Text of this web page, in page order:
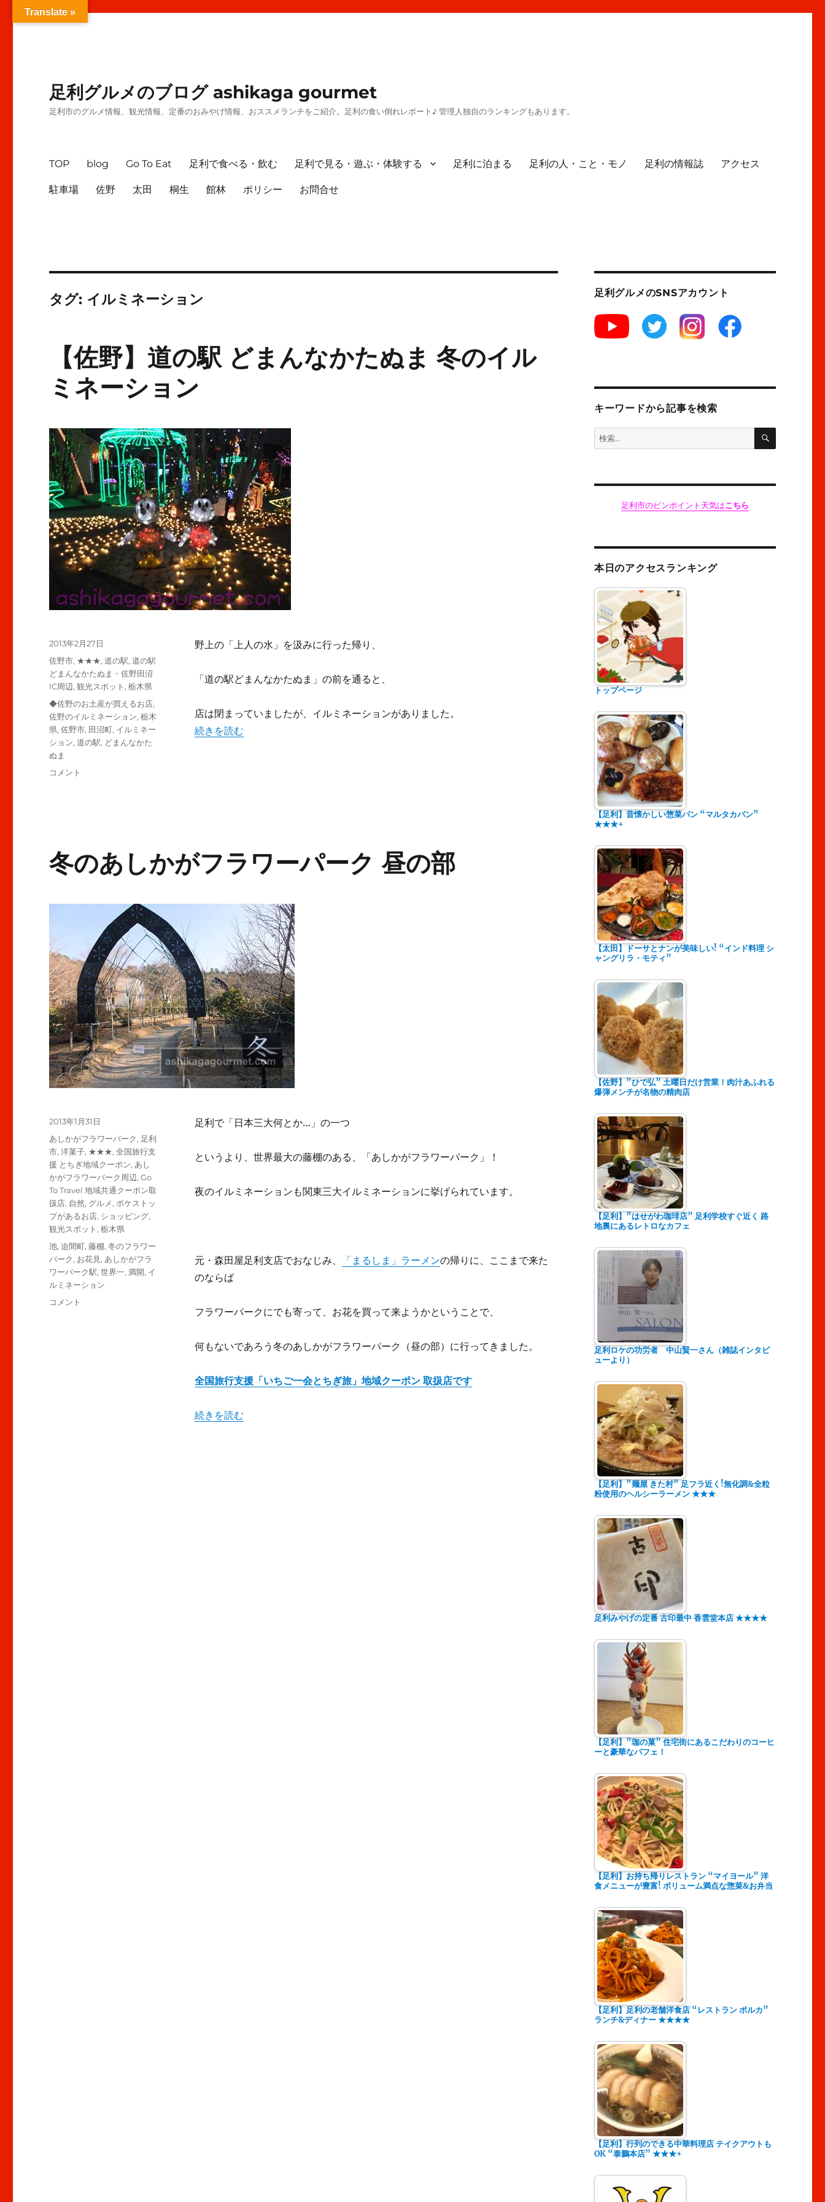
足利グルメのブログ ashikaga gourmet
足利市のグルメ情報、観光情報、定番のおみやげ情報、おススメランチをご紹介。足利の食い倒れレポート♪ 管理人独自のランキングもあります。
TOP blog Go To Eat 足利で食べる・飲む 足利で見る・遊ぶ・体験する 足利に泊まる 足利の人・こと・モノ 足利の情報誌 アクセス
駐車場 佐野 太田 桐生 館林 ポリシー お問合せ
タグ: イルミネーション
【佐野】道の駅 どまんなかたぬま 冬のイル
ミネーション
野上の「上人の水」を汲みに行った帰り、
「道の駅どまんなかたぬま」の前を通ると、
店は閉まっていましたが、イルミネーションがありました。
“【佐野】道の駅 どまんなかたぬま 冬のイルミネーション” の
続きを読む
投
稿
日:
2013年2月27日
カ
テ
ゴ
リ
ー
佐野市, ★★★,道の駅,道の駅
どまんなかたぬま・佐野田沼
IC周辺,観光スポット ,栃木県
タ
グ
◆佐野のお土産が買えるお店,
佐野のイルミネーション,栃木
県,佐野市, 田沼町, イルミネー
ション,道の駅, どまんなかた
ぬま
【佐
ん
冬
の
イ
ル
ミ
ネ
ー
シ
ョ
ン
に
コメント
冬のあしかがフラワーパーク 昼の部
足利で「日本三大何とか…」の一つ
というより、世界最大の藤棚のある、「あしかがフラワーパーク」！
夜のイルミネーションも関東三大イルミネーションに挙げられています。
元・森田屋足利支店でおなじみ、 「まるしま」ラーメンの帰りに、ここまで来た
のならば
フラワーパークにでも寄って、お花を買って来ようかということで、
何もないであろう冬のあしかがフラワーパーク（昼の部）に行ってきました。
全国旅行支援「いちご一会とちぎ旅」地域クーポン 取扱店です
“冬のあしかがフラワーパーク 昼の部” の
続きを読む
投
稿
日:
2013年1月31日
カ
テ
ゴ
リ
ー
あしかがフラワーパーク, 足利
市,洋菓子, ★★★,全国旅行支
援 とちぎ地域クーポン, あし
かがフラワーパーク周辺,Go
To Travel 地域共通クーポン取
扱店, 自然, グルメ, ポケストッ
プがあるお店, ショッピング,
観光スポット ,栃木県
タ
グ
池,迫間町,藤棚,冬のフラワー
パーク, お花見 , あしかがフラ
ワーパーク駅,世界一,満開, イ
ルミネーション
冬
コメント
足利グルメのSNSアカウント
キーワードから記事を検索
検
索:
検
足利市のピンポイント天気はこちら
本日のアクセスランキング
トップページ
【足利】昔懐かしい惣菜パン “マルタカパン”
★★★+
【太田】ドーサとナンが美味しい! “インド料理 シ
ャングリラ・モティ”
【佐野】”ひで弘” 土曜日だけ営業！肉汁あふれる
爆弾メンチが名物の精肉店
【足利】”はせがわ珈琲店” 足利学校すぐ近く 路
地裏にあるレトロなカフェ
足利ロケの功労者 中山賢一さん（雑誌インタビ
ューより）
【足利】”麺屋 きた村” 足フラ近く!無化調&全粒
粉使用のヘルシーラーメン ★★★
足利みやげの定番 古印最中 香雲堂本店 ★★★★
【足利】”珈の菓” 住宅街にあるこだわりのコーヒ
ーと豪華なパフェ！
【足利】お持ち帰りレストラン “マイヨール” 洋
食メニューが豊富! ボリューム満点な惣菜&お弁当
【足利】足利の老舗洋食店 “レストラン ポルカ”
ランチ&ディナー ★★★★
【足利】行列のできる中華料理店 テイクアウトも
OK “泰鵬本店” ★★★+
Translate »